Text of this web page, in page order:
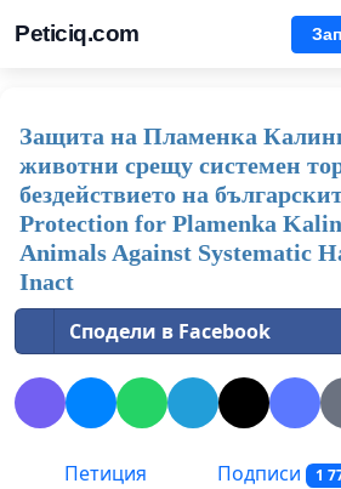
Peticiq.com
Защита на Пламенка
животни срещу системен
бездействието на
Protection for Plamenka
Animals Against Systematic
Inact
Сподели в Facebook
Петиция Подписи 1